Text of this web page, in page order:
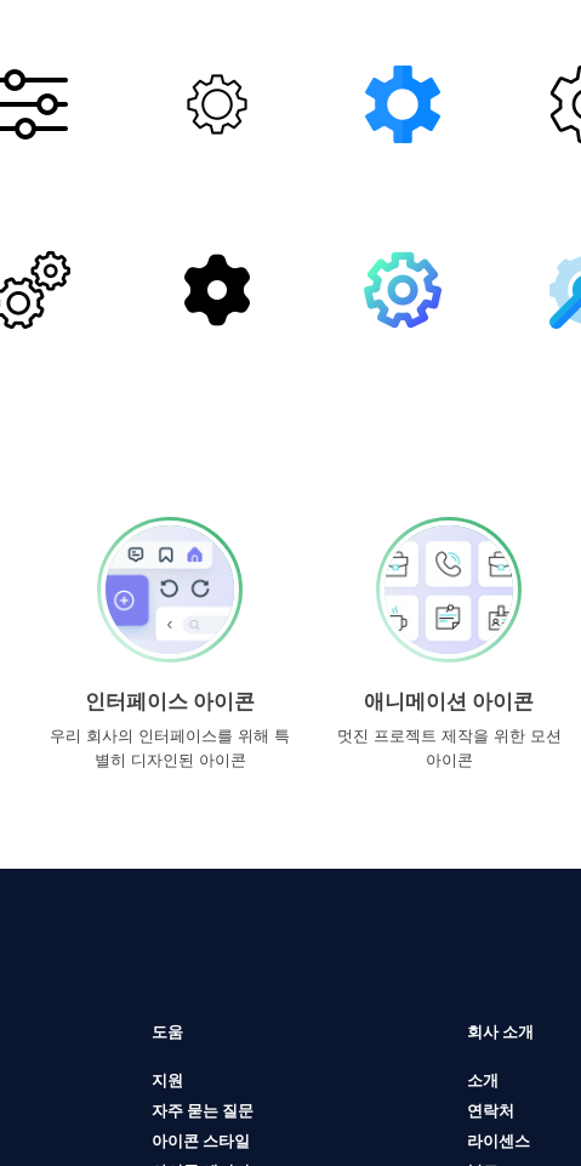
인터페이스 아이콘
우리 회사의 인터페이스를 위해 특
별히 디자인된 아이콘
애니메이션 아이콘
멋진 프로젝트 제작을 위한 모션
아이콘
도움
지원
자주 묻는 질문
아이콘 스타일
회사 소개
소개
연락처
라이센스